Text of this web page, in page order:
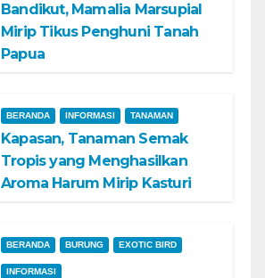
Bandikut, Mamalia Marsupial
Mirip Tikus Penghuni Tanah
Papua
BERANDA INFORMASI TANAMAN
Kapasan, Tanaman Semak
Tropis yang Menghasilkan
Aroma Harum Mirip Kasturi
BERANDA BURUNG EXOTIC BIRD
INFORMASI